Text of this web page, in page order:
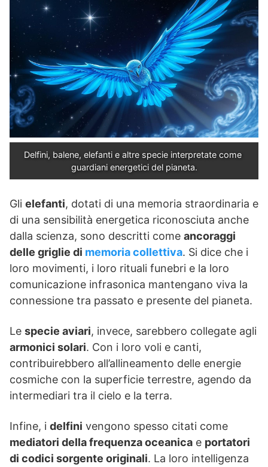
Delfini, balene, elefanti e altre specie interpretate come
guardiani energetici del pianeta.
Gli elefanti, dotati di una memoria straordinaria e
di una sensibilità energetica riconosciuta anche
dalla scienza, sono descritti come ancoraggi
delle griglie di memoria collettiva. Si dice che i
loro movimenti, i loro rituali funebri e la loro
comunicazione infrasonica mantengano viva la
connessione tra passato e presente del pianeta.
Le specie aviari, invece, sarebbero collegate agli
armonici solari. Con i loro voli e canti,
contribuirebbero all’allineamento delle energie
cosmiche con la superficie terrestre, agendo da
intermediari tra il cielo e la terra.
Infine, i delfini vengono spesso citati come
mediatori della frequenza oceanica e portatori
di codici sorgente originali. La loro intelligenza